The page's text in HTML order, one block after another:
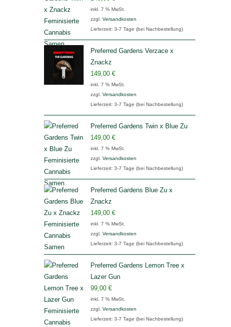
inkl. 7 % MwSt.
zzgl. Versandkosten
Lieferzeit: 3-7 Tage (bei Nachbestellung)
Preferred Gardens Verzace x
Znackz
149,00 €
inkl. 7 % MwSt.
zzgl. Versandkosten
Lieferzeit: 3-7 Tage (bei Nachbestellung)
Preferred Gardens Twin x Blue Zu
149,00 €
inkl. 7 % MwSt.
zzgl. Versandkosten
Lieferzeit: 3-7 Tage (bei Nachbestellung)
Preferred Gardens Blue Zu x
Znackz
149,00 €
inkl. 7 % MwSt.
zzgl. Versandkosten
Lieferzeit: 3-7 Tage (bei Nachbestellung)
Preferred Gardens Lemon Tree x
Lazer Gun
99,00 €
inkl. 7 % MwSt.
zzgl. Versandkosten
Lieferzeit: 3-7 Tage (bei Nachbestellung)